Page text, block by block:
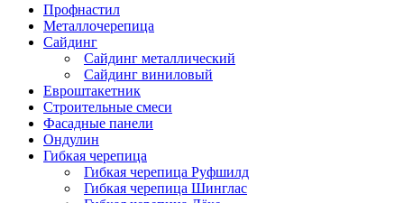
Профнастил
Металлочерепица
Сайдинг
Сайдинг металлический
Сайдинг виниловый
Евроштакетник
Строительные смеси
Фасадные панели
Ондулин
Гибкая черепица
Гибкая черепица Руфшилд
Гибкая черепица Шинглас